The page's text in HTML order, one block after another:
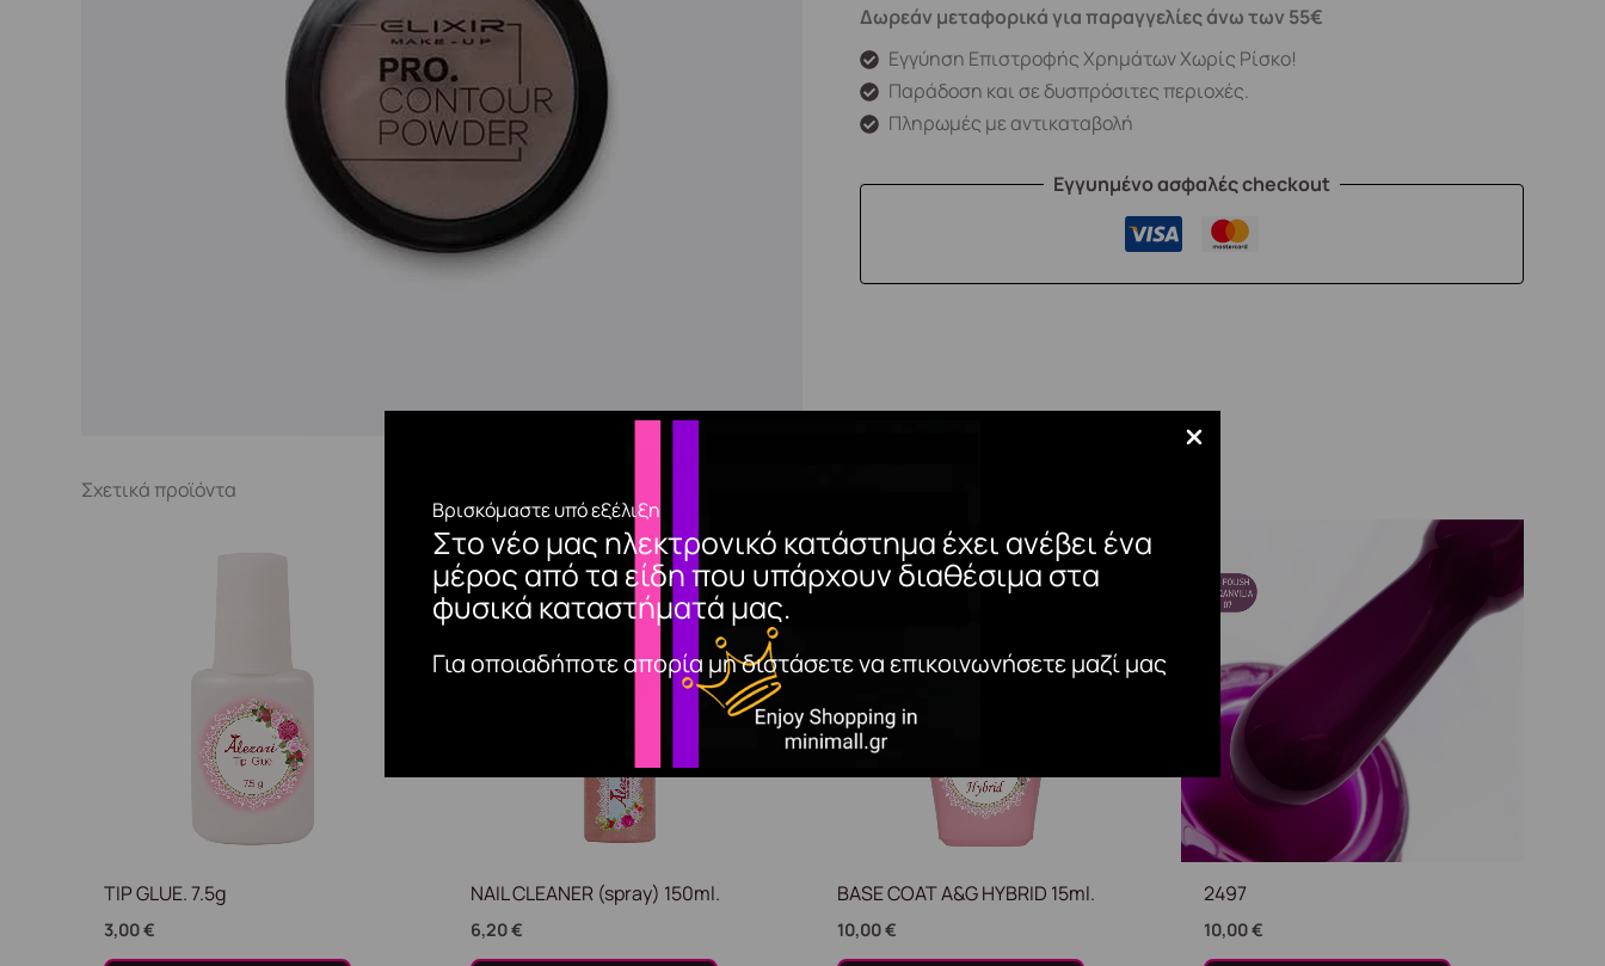
Βρισκόμαστε υπό εξέλιξη
Στο νέο μας ηλεκτρονικό κατάστημα έχει ανέβει ένα
μέρος από τα είδη που υπάρχουν διαθέσιμα στα
φυσικά καταστήματά μας.
Για οποιαδήποτε απορία μη διστάσετε να επικοινωνήσετε μαζί μας
Δωρεάν μεταφορικά για παραγγελίες άνω των 55€
Εγγύηση Επιστροφής Χρημάτων Χωρίς Ρίσκο!
Παράδοση και σε δυσπρόσιτες περιοχές.
Πληρωμές με αντικαταβολή
Εγγυημένο ασφαλές checkout
Σχετικά προϊόντα
TIP GLUE. 7.5g
3,00€
NAIL CLEANER (spray) 150ml.
6,20€
BASE COAT A&G HYBRID 15ml.
10,00€
2497
10,00€